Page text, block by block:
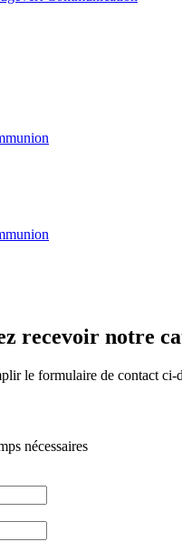
recevoir notre
le formulaire de contact ci-
nécessaires